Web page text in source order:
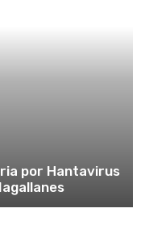
por Hantavirus